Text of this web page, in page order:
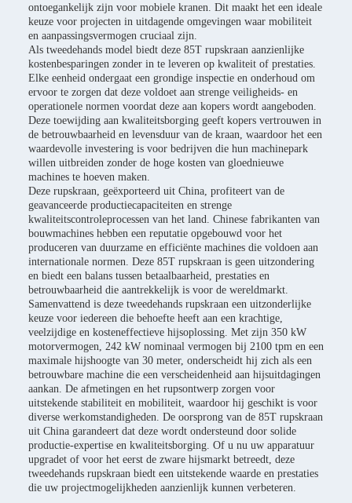
ontoegankelijk zijn voor mobiele kranen. Dit maakt het een ideale
keuze voor projecten in uitdagende omgevingen waar mobiliteit
en aanpassingsvermogen cruciaal zijn.
Als tweedehands model biedt deze 85T rupskraan aanzienlijke
kostenbesparingen zonder in te leveren op kwaliteit of prestaties.
Elke eenheid ondergaat een grondige inspectie en onderhoud om
ervoor te zorgen dat deze voldoet aan strenge veiligheids- en
operationele normen voordat deze aan kopers wordt aangeboden.
Deze toewijding aan kwaliteitsborging geeft kopers vertrouwen in
de betrouwbaarheid en levensduur van de kraan, waardoor het een
waardevolle investering is voor bedrijven die hun machinepark
willen uitbreiden zonder de hoge kosten van gloednieuwe
machines te hoeven maken.
Deze rupskraan, geëxporteerd uit China, profiteert van de
geavanceerde productiecapaciteiten en strenge
kwaliteitscontroleprocessen van het land. Chinese fabrikanten van
bouwmachines hebben een reputatie opgebouwd voor het
produceren van duurzame en efficiënte machines die voldoen aan
internationale normen. Deze 85T rupskraan is geen uitzondering
en biedt een balans tussen betaalbaarheid, prestaties en
betrouwbaarheid die aantrekkelijk is voor de wereldmarkt.
Samenvattend is deze tweedehands rupskraan een uitzonderlijke
keuze voor iedereen die behoefte heeft aan een krachtige,
veelzijdige en kosteneffectieve hijsoplossing. Met zijn 350 kW
motorvermogen, 242 kW nominaal vermogen bij 2100 tpm en een
maximale hijshoogte van 30 meter, onderscheidt hij zich als een
betrouwbare machine die een verscheidenheid aan hijsuitdagingen
aankan. De afmetingen en het rupsontwerp zorgen voor
uitstekende stabiliteit en mobiliteit, waardoor hij geschikt is voor
diverse werkomstandigheden. De oorsprong van de 85T rupskraan
uit China garandeert dat deze wordt ondersteund door solide
productie-expertise en kwaliteitsborging. Of u nu uw apparatuur
upgradet of voor het eerst de zware hijsmarkt betreedt, deze
tweedehands rupskraan biedt een uitstekende waarde en prestaties
die uw projectmogelijkheden aanzienlijk kunnen verbeteren.